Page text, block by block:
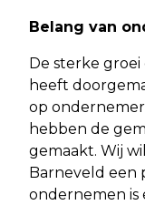
Belang van
De sterke
heeft
op
hebben de
gemaakt. Wij
Barneveld een
ondernemen is